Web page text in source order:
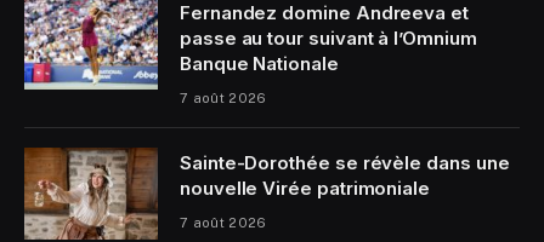
Fernandez domine Andreeva et
passe au tour suivant à l’Omnium
Banque Nationale
7 août 2026
Sainte-Dorothée se révèle dans une
nouvelle Virée patrimoniale
7 août 2026